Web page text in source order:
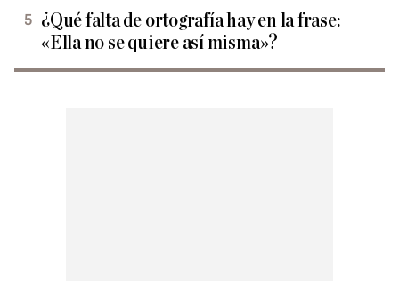
¿Qué falta de ortografía hay en la frase:
«Ella no se quiere así misma»?